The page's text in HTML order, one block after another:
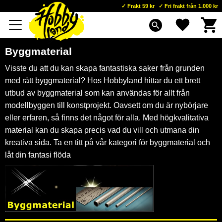
Meny
Frakt 59 kr Fri frakt från 1.000 kr
search Favoriter
Byggmaterial
Visste du att du kan skapa fantastiska saker från grunden
med rätt byggmaterial? Hos Hobbyland hittar du ett brett
utbud av byggmaterial som kan användas för allt från
modellbyggen till konstprojekt. Oavsett om du är nybörjare
eller erfaren, så finns det något för alla. Med högkvalitativa
material kan du skapa precis vad du vill och utmana din
kreativa sida. Ta en titt på vår kategori för byggmaterial och
låt din fantasi flöda